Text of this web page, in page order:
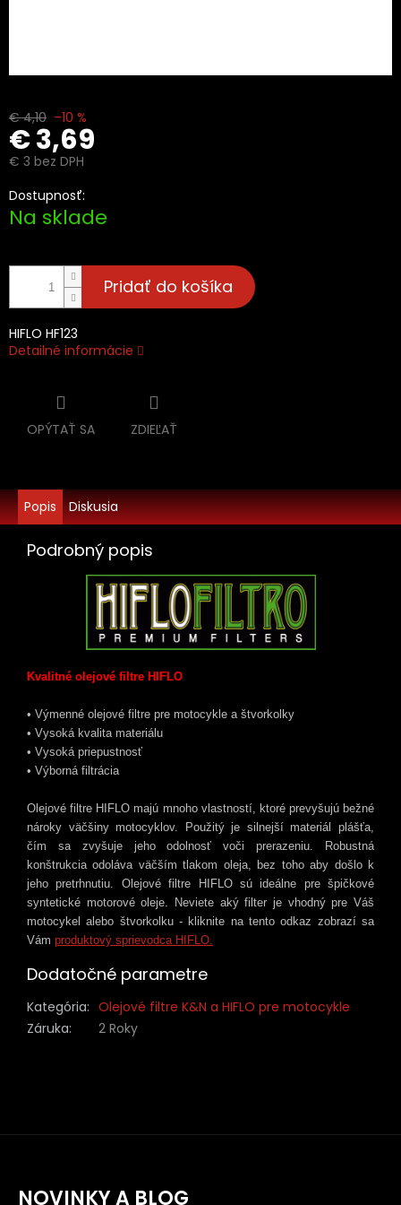
€ 4,10 –10 %
€ 3,69
€ 3 bez DPH
Jednotková
cena:
Dostupnosť:
Na sklade
Pridať do košíka
HIFLO HF123
Detailné informácie
OPÝTAŤ SA ZDIEĽAŤ
Popis Diskusia
Podrobný popis
Kvalitné olejové filtre HIFLO
• Výmenné olejové filtre pre motocykle a štvorkolky
• Vysoká kvalita materiálu
• Vysoká priepustnosť
• Výborná filtrácia
Olejové filtre HIFLO majú mnoho vlastností, ktoré prevyšujú bežné
nároky väčšiny motocyklov. Použitý je silnejší materiál plášťa,
čím sa zvyšuje jeho odolnosť voči prerazeniu. Robustná
konštrukcia odoláva väčším tlakom oleja, bez toho aby došlo k
jeho pretrhnutiu. Olejové filtre HIFLO sú ideálne pre špičkové
syntetické motorové oleje. Neviete aký filter je vhodný pre Váš
motocykel alebo štvorkolku - kliknite na tento odkaz zobrazí sa
Vám produktový sprievodca HIFLO.
Dodatočné parametre
Kategória: Olejové filtre K&N a HIFLO pre motocykle
Záruka: 2 Roky
NOVINKY A BLOG